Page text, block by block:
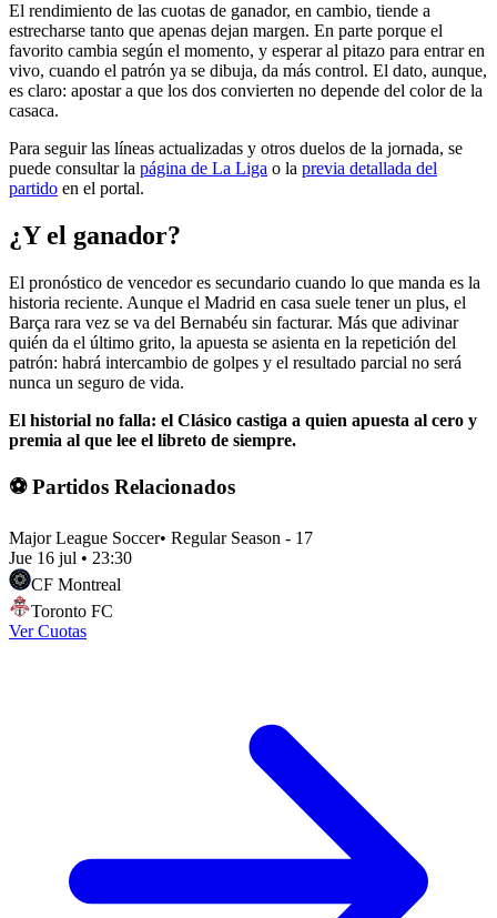
El rendimiento de las cuotas de ganador, en cambio, tiende a
estrecharse tanto que apenas dejan margen. En parte porque el
favorito cambia según el momento, y esperar al pitazo para entrar en
vivo, cuando el patrón ya se dibuja, da más control. El dato, aunque,
es claro: apostar a que los dos convierten no depende del color de la
casaca.
Para seguir las líneas actualizadas y otros duelos de la jornada, se
puede consultar la página de La Liga o la previa detallada del
partido en el portal.
¿Y el ganador?
El pronóstico de vencedor es secundario cuando lo que manda es la
historia reciente. Aunque el Madrid en casa suele tener un plus, el
Barça rara vez se va del Bernabéu sin facturar. Más que adivinar
quién da el último grito, la apuesta se asienta en la repetición del
patrón: habrá intercambio de golpes y el resultado parcial no será
nunca un seguro de vida.
El historial no falla: el Clásico castiga a quien apuesta al cero y
premia al que lee el libreto de siempre.
⚽ Partidos Relacionados
Major League Soccer• Regular Season - 17
Jue 16 jul • 23:30
CF Montreal
Toronto FC
Ver Cuotas